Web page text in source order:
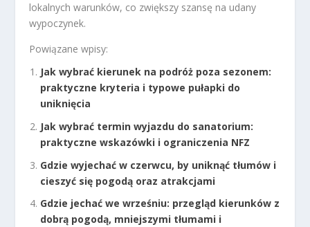
lokalnych warunków, co zwiększy szansę na udany
wypoczynek.
Powiązane wpisy:
Jak wybrać kierunek na podróż poza sezonem:
praktyczne kryteria i typowe pułapki do
uniknięcia
Jak wybrać termin wyjazdu do sanatorium:
praktyczne wskazówki i ograniczenia NFZ
Gdzie wyjechać w czerwcu, by uniknąć tłumów i
cieszyć się pogodą oraz atrakcjami
Gdzie jechać we wrześniu: przegląd kierunków z
dobrą pogodą, mniejszymi tłumami i